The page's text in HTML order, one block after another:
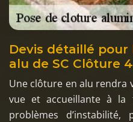
Devis détaillé
alu de SC Clôture
Une clôture en alu rendra
vue et accueillante à la
problèmes d’instabilité,